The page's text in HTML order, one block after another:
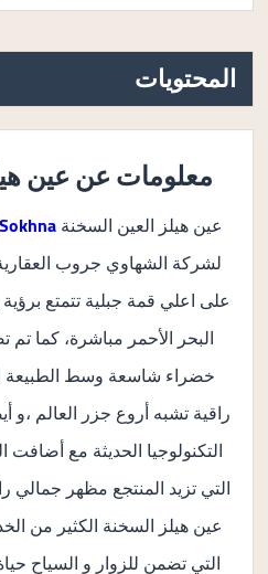
المحتويات
معلومات عن عين
عين هيلز العين السخنة
لشركة الشهاوي جروب
على اعلي قمة جبلية تتمتع
البحر الأحمر مباشرة، كما
خضراء شاسعة وسط الطبيعة
راقية تشبه أروع جزر العالم
التكنولوجيا الحديثة مع أضافت
التي تزيد المنتجع مظهر
عين هيلز السخنة الكثير من
التي تضمن للزوار و السياح